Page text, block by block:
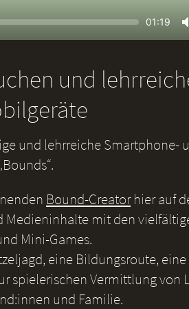
Current
01:19
und
und lehrreiche Smartphone-
Bound-Creatorhier auf
Medieninhalte mit den
Mini-Games.
eine Bildungsroute,
spielerischen Vermittlung von
und Familie.